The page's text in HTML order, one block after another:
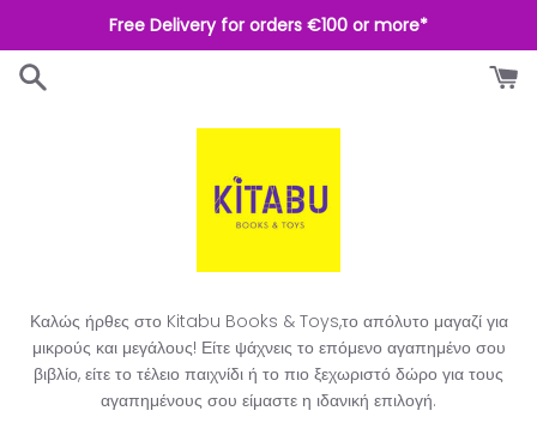
στο
περιεχόμενο
Free Delivery for orders €100 or more*
Καλώς ήρθες στο Kitabu Books & Toys,το απόλυτο μαγαζί για
μικρούς και μεγάλους! Είτε ψάχνεις το επόμενο αγαπημένο σου
βιβλίο, είτε το τέλειο παιχνίδι ή το πιο ξεχωριστό δώρο για τους
αγαπημένους σου είμαστε η ιδανική επιλογή.​